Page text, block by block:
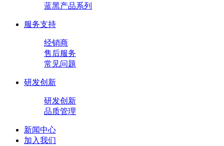
蓝黑产品系列
服务支持
经销商
售后服务
常见问题
研发创新
研发创新
品质管理
新闻中心
加入我们